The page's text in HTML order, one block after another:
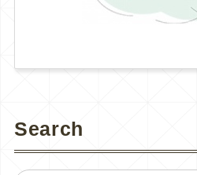
Search